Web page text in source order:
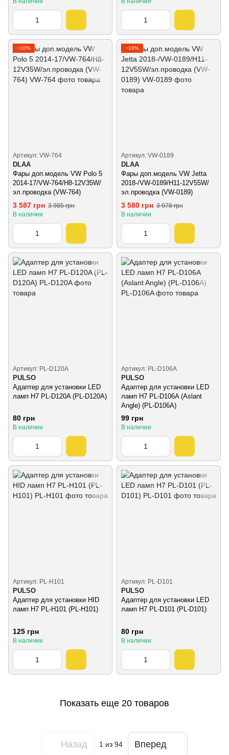
−10%
Артикул: VW-764
DLAA
Фары доп.модель VW Polo 5
2014-17/VW-764/H8-12V35W/
эл.проводка (VW-764)
3 587 грн 3 985 грн
В наличии
−10%
Артикул: VW-0189
DLAA
Фары доп.модель VW Jetta
2018-/VW-0189/H11-12V55W/
эл.проводка (VW-0189)
3 580 грн 3 978 грн
В наличии
Артикул: PL-D120A
PULSO
Адаптер для установки LED
ламп H7 PL-D120A (PL-D120A)
80 грн
В наличии
Артикул: PL-D106A
PULSO
Адаптер для установки LED
ламп Н7 PL-D106A (Aslant
Angle) (PL-D106A)
99 грн
В наличии
Артикул: PL-H101
PULSO
Адаптер для установки HID
ламп Н7 PL-H101 (PL-H101)
125 грн
В наличии
Артикул: PL-D101
PULSO
Адаптер для установки LED
ламп Н7 PL-D101 (PL-D101)
80 грн
В наличии
Показать еще 20 товаров
Назад 1 из 94 Вперед